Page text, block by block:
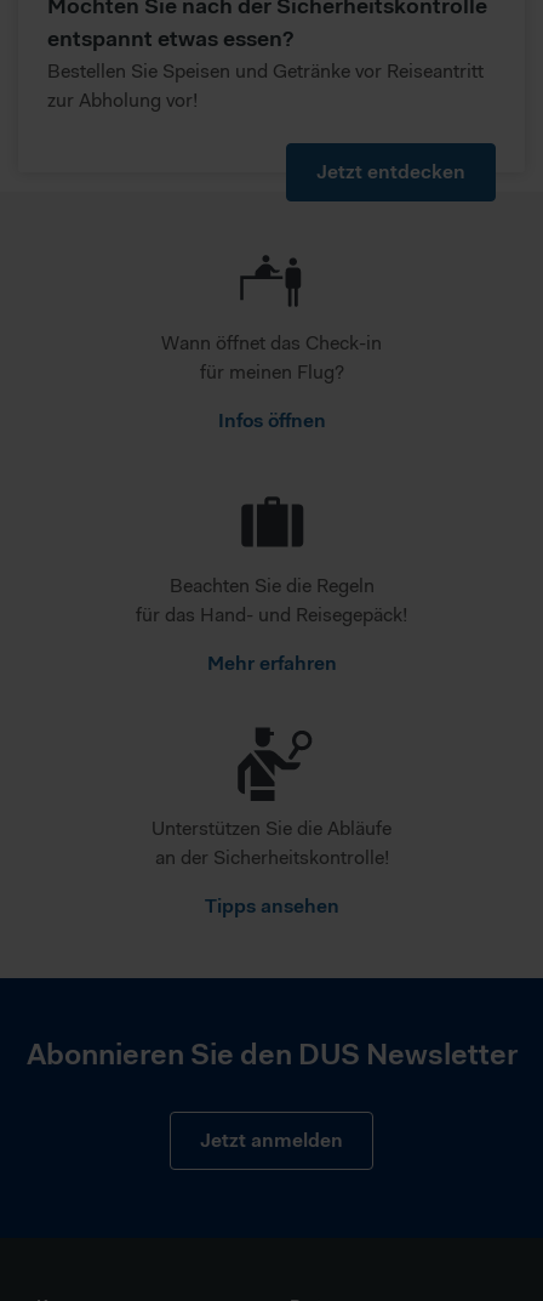
unterliegen können, gegen die weder wirksame
Rechtsbehelfe noch Betroffenenrechte durchsetzbar sein
können. Sie können durch diese Informationen nicht direkt
identifiziert werden. Im Folgenden finden Sie eine
Übersicht, zu welche Zwecken wir und unsere Partner Ihre
Möchten Sie nach der Sicherheitskontrolle
entspannt etwas essen?
Bestellen Sie Speisen und Getränke vor Reiseantritt
zur Abholung vor!
Jetzt entdecken
Wann öffnet das Check-in
für meinen Flug?
Infos öffnen
Beachten Sie die Regeln
für das Hand- und Reisegepäck!
Mehr erfahren
Unterstützen Sie die Abläufe
an der Sicherheitskontrolle!
Tipps ansehen
Abonnieren Sie den DUS Newsletter
Jetzt anmelden